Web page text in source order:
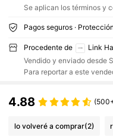
Se aplican los términos y
Pagos seguros ·
Procedente de
Link
Vendido y enviado desde
Para reportar a este
4.88
lo volveré a comprar(2)